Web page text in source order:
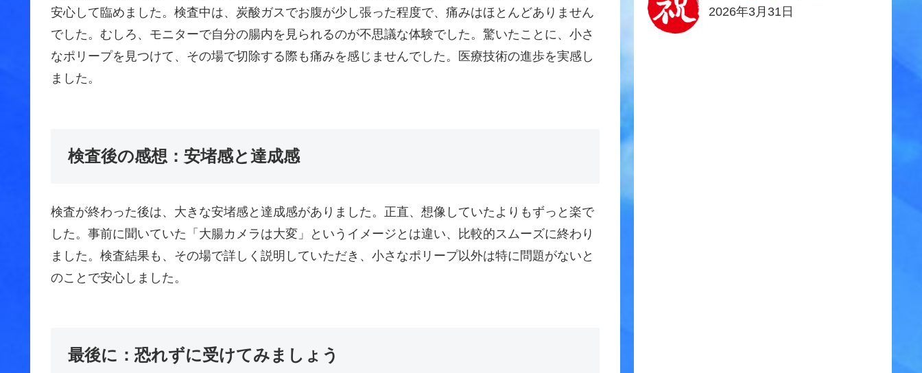
安心して臨めました。検査中は、炭酸ガスでお腹が少し張った程度で、痛みはほとんどありません
でした。むしろ、モニターで自分の腸内を見られるのが不思議な体験でした。驚いたことに、小さ
なポリープを見つけて、その場で切除する際も痛みを感じませんでした。医療技術の進歩を実感し
ました。
検査後の感想：安堵感と達成感
検査が終わった後は、大きな安堵感と達成感がありました。正直、想像していたよりもずっと楽で
した。事前に聞いていた「大腸カメラは大変」というイメージとは違い、比較的スムーズに終わり
ました。検査結果も、その場で詳しく説明していただき、小さなポリープ以外は特に問題がないと
のことで安心しました。
最後に：恐れずに受けてみましょう
2026年3月31日